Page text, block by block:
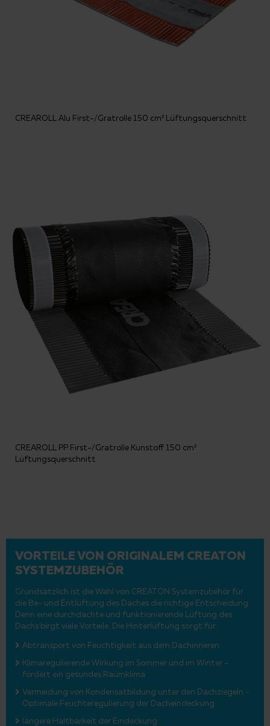
CREAROLL Alu First-/Gratrolle 150 cm² Lüftungsquerschnitt
CREAROLL PP First-/Gratrolle Kunstoff 150 cm²
Lüftungsquerschnitt
VORTEILE VON ORIGINALEM CREATON
SYSTEMZUBEHÖR
Grundsätzlich ist die Wahl von CREATON Systemzubehör für
die Be- und Entlüftung des Daches die richtige Entscheidung.
Denn eine durchdachte und funktionierende Lüftung des
Dachs birgt viele Vorteile. Die Hinterlüftung sorgt für:
Abtransport von Feuchtigkeit aus dem Dachinneren
Klimaregulierende Wirkung im Sommer und im Winter -
fördert ein gesundes Raumklima
Vermeidung von Kondensatbildung unter den Dachziegeln -
Optimale Feuchteregulierung der Dacheindeckung
längere Haltbarkeit der Eindeckung